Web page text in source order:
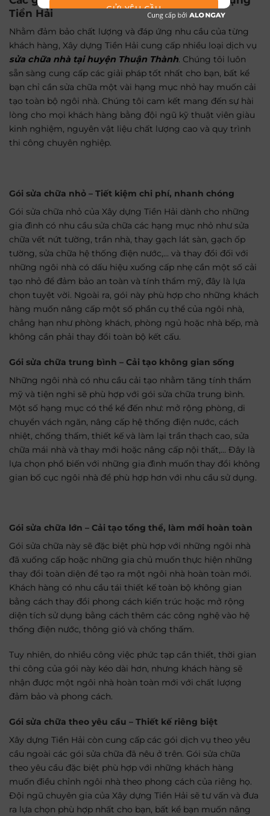
Tiền Hải
Nhằm đảm bảo chất lượng và đáp ứng nhu cầu của từng
khách hàng, Xây dựng Tiền Hải cung cấp nhiều loại dịch vụ
sửa chữa nhà tại huyện Thuận Thành. Chúng tôi luôn
sẵn sàng cung cấp các giải pháp tốt nhất cho bạn, bất kể
bạn chỉ cần sửa chữa một vài hạng mục nhỏ hay muốn cải
tạo toàn bộ ngôi nhà. Chúng tôi cam kết mang đến sự hài
lòng cho mọi khách hàng bằng đội ngũ kỹ thuật viên giàu
kinh nghiệm, nguyên vật liệu chất lượng cao và quy trình
thi công chuyên nghiệp.
Gói sửa chữa nhỏ – Tiết kiệm chi phí, nhanh chóng
Gói sửa chữa nhỏ của Xây dựng Tiền Hải dành cho những
gia đình có nhu cầu sửa chữa các hạng mục nhỏ như sửa
chữa vết nứt tường, trần nhà, thay gạch lát sàn, gạch ốp
tường, sửa chữa hệ thống điện nước,… và thay đổi đối với
những ngôi nhà có dấu hiệu xuống cấp nhẹ cần một số cải
tạo nhỏ để đảm bảo an toàn và tính thẩm mỹ, đây là lựa
chọn tuyệt vời. Ngoài ra, gói này phù hợp cho những khách
hàng muốn nâng cấp một số phần cụ thể của ngôi nhà,
chẳng hạn như phòng khách, phòng ngủ hoặc nhà bếp, mà
không cần phải thay đổi toàn bộ kết cấu.
Gói sửa chữa trung bình – Cải tạo không gian sống
Những ngôi nhà có nhu cầu cải tạo nhằm tăng tính thẩm
mỹ và tiện nghi sẽ phù hợp với gói sửa chữa trung bình.
Một số hạng mục có thể kể đến như: mở rộng phòng, di
chuyển vách ngăn, nâng cấp hệ thống điện nước, cách
nhiệt, chống thấm, thiết kế và làm lại trần thạch cao, sửa
chữa mái nhà và thay mới hoặc nâng cấp nội thất,… Đây là
lựa chọn phổ biến với những gia đình muốn thay đổi không
gian bố cục ngôi nhà để phù hợp hơn với nhu cầu sử dụng.
Gói sửa chữa lớn – Cải tạo tổng thể, làm mới hoàn toàn
Gói sửa chữa này sẽ đặc biệt phù hợp với những ngôi nhà
đã xuống cấp hoặc những gia chủ muốn thực hiện những
thay đổi toàn diện để tạo ra một ngôi nhà hoàn toàn mới.
Khách hàng có nhu cầu tái thiết kế toàn bộ không gian
bằng cách thay đổi phong cách kiến trúc hoặc mở rộng
diện tích sử dụng bằng cách thêm các công nghệ vào hệ
thống điện nước, thông gió và chống thấm.
Tuy nhiên, do nhiều công việc phức tạp cần thiết, thời gian
thi công của gói này kéo dài hơn, nhưng khách hàng sẽ
nhận được một ngôi nhà hoàn toàn mới với chất lượng
đảm bảo và phong cách.
Gói sửa chữa theo yêu cầu – Thiết kế riêng biệt
Xây dựng Tiền Hải còn cung cấp các gói dịch vụ theo yêu
cầu ngoài các gói sửa chữa đã nêu ở trên. Gói sửa chữa
theo yêu cầu đặc biệt phù hợp với những khách hàng
muốn điều chỉnh ngôi nhà theo phong cách của riêng họ.
Đội ngũ chuyên gia của Xây dựng Tiền Hải sẽ tư vấn và đưa
ra lựa chọn phù hợp nhất cho bạn, bất kể bạn muốn nâng
GỬI YÊU CẦU